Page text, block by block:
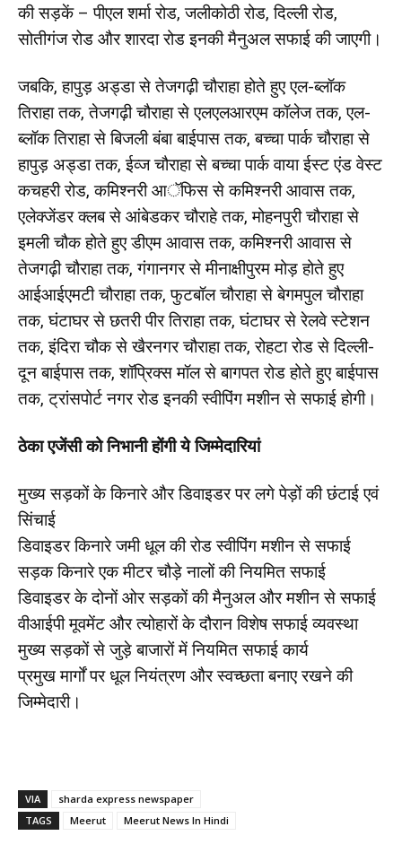
की सड़कें – पीएल शर्मा रोड, जलीकोठी रोड, दिल्ली रोड,
सोतीगंज रोड और शारदा रोड इनकी मैनुअल सफाई की जाएगी।
जबकि, हापुड़ अड्डा से तेजगढ़ी चौराहा होते हुए एल-ब्लॉक
तिराहा तक, तेजगढ़ी चौराहा से एलएलआरएम कॉलेज तक, एल-
ब्लॉक तिराहा से बिजली बंबा बाईपास तक, बच्चा पार्क चौराहा से
हापुड़ अड्डा तक, ईव्ज चौराहा से बच्चा पार्क वाया ईस्ट एंड वेस्ट
कचहरी रोड, कमिश्नरी आॅफिस से कमिश्नरी आवास तक,
एलेक्जेंडर क्लब से आंबेडकर चौराहे तक, मोहनपुरी चौराहा से
इमली चौक होते हुए डीएम आवास तक, कमिश्नरी आवास से
तेजगढ़ी चौराहा तक, गंगानगर से मीनाक्षीपुरम मोड़ होते हुए
आईआईएमटी चौराहा तक, फुटबॉल चौराहा से बेगमपुल चौराहा
तक, घंटाघर से छतरी पीर तिराहा तक, घंटाघर से रेलवे स्टेशन
तक, इंदिरा चौक से खैरनगर चौराहा तक, रोहटा रोड से दिल्ली-
दून बाईपास तक, शॉप्रिक्स मॉल से बागपत रोड होते हुए बाईपास
तक, ट्रांसपोर्ट नगर रोड इनकी स्वीपिंग मशीन से सफाई होगी।
ठेका एजेंसी को निभानी होंगी ये जिम्मेदारियां
मुख्य सड़कों के किनारे और डिवाइडर पर लगे पेड़ों की छंटाई एवं
सिंचाई
डिवाइडर किनारे जमी धूल की रोड स्वीपिंग मशीन से सफाई
सड़क किनारे एक मीटर चौड़े नालों की नियमित सफाई
डिवाइडर के दोनों ओर सड़कों की मैनुअल और मशीन से सफाई
वीआईपी मूवमेंट और त्योहारों के दौरान विशेष सफाई व्यवस्था
मुख्य सड़कों से जुड़े बाजारों में नियमित सफाई कार्य
प्रमुख मार्गों पर धूल नियंत्रण और स्वच्छता बनाए रखने की
जिम्मेदारी।
VIA
sharda express newspaper
TAGS
Meerut Meerut News In Hindi